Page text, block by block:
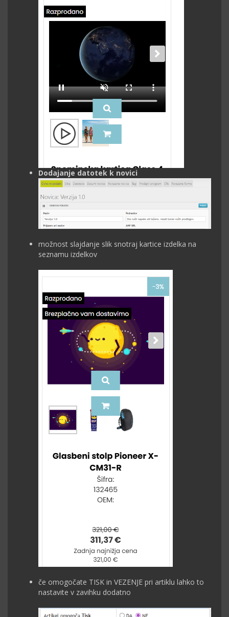
Dodajanje datotek k novici
možnost slajdanje slik snotraj kartice izdelka na
seznamu izdelkov
če omogočate TISK in VEZENJE pri artiklu lahko to
nastavite v zavihku dodatno